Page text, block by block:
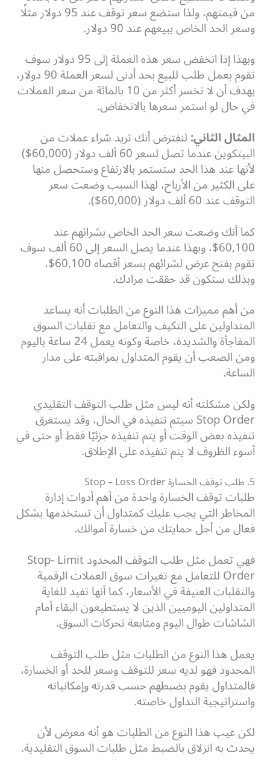
من قيمتهم، ولذا ستضع سعر توقف عند 95 دولار مثلًا
وسعر الحد الخاص ببيعهم عند 90 دولار.
وبهذا إذا انخفض سعر هذه العملة إلى 95 دولار سوف
تقوم بعمل طلب للبيع بحد أدنى لسعر العملة 90 دولار،
بهدف أن لا تخسر أكثر من 10 بالمائة من سعر العملات
في حال لو استمر سعرها بالانخفاض.
المثال الثاني:لنفترض أنك تريد شراء عملات من
البيتكوين عندما تصل لسعر 60 ألف دولار (60,000$)
لأنها عند هذا الحد ستستمر بالارتفاع وستحصل منها
على الكثير من الأرباح، لهذا السبب وضعت سعر
التوقف عند 60 ألف دولار (60,000$).
كما أنك وضعت سعر الحد الخاص بشرائهم عند
60,100$، وبهذا عندما يصل السعر إلى 60 ألف سوف
تقوم بفتح عرض لشرائهم بسعر أقصاه 60,100$،
وبذلك ستكون قد حققت مرادك.
من أهم مميزات هذا النوع من الطلبات أنه يساعد
المتداولين على التكيف والتعامل مع تقلبات السوق
المفاجأة والشديدة، خاصة وكونه يعمل 24 ساعة باليوم
ومن الصعب أن يقوم المتداول بمراقبته على مدار
الساعة.
ولكن مشكلته أنه ليس مثل طلب التوقف التقليدي
Stop Order سيتم تنفيذه في الحال، وقد يستغرق
تنفيذه بعض الوقت أو يتم تنفيذه جزئيًا فقط أو حتى في
أسوء الظروف لا يتم تنفيذه على الإطلاق.
5. طلب توقف الخسارة Stop – Loss Order
طلبات توقف الخسارة واحدة من أهم أدوات إدارة
المخاطر التي يجب عليك كمتداول أن تستخدمها بشكل
فعال من أجل حمايتك من خسارة أموالك.
فهي تعمل مثل طلب التوقف المحدود Stop- Limit
Order للتعامل مع تغيرات سوق العملات الرقمية
والتقلبات العنيفة في الأسعار، كما أنها تفيد للغاية
المتداولين اليوميين الذين لا يستطيعون البقاء أمام
الشاشات طوال اليوم ومتابعة تحركات السوق.
يعمل هذا النوع من الطلبات مثل طلب التوقف
المحدود فهو لديه سعر للتوقف وسعر للحد أو الخسارة،
فالمتداول يقوم بضبطهم حسب قدرته وإمكانياته
واستراتيجية التداول خاصته.
لكن عيب هذا النوع من الطلبات هو أنه معرض لأن
يحدث به انزلاق بالضبط مثل طلبات السوق التقليدية.